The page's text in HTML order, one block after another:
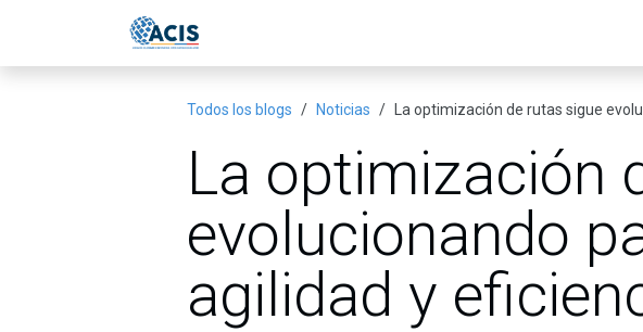
Todos los blogs Noticias La optimización de rutas sigue
La optimización
evolucionando
agilidad y